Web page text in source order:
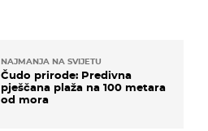
NAJMANJA NA SVIJETU
Čudo prirode: Predivna
pješčana plaža na 100 metara
od mora